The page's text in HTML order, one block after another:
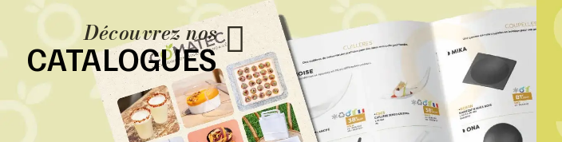
Découvrez nos
CATALOGUES